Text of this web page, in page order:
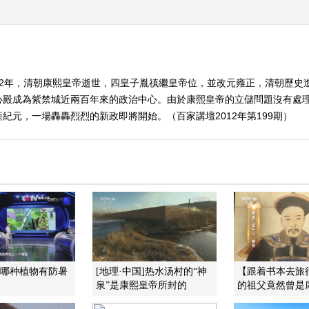
，清朝康熙皇帝逝世，四皇子胤禛繼皇帝位，並改元雍正，清朝歷
成為紫禁城近兩百年來的政治中心。由於康熙皇帝的立儲問題沒有處
元，一場轟轟烈烈的新政即將開始。（百家講壇2012年第199期）
种植物有防暑
[地理·中国]热水汤村的“神
泉”是康熙皇帝所封的
【跟着书本去
的祖父竟然曾是